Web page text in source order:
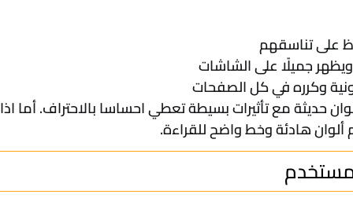
على تناسقهم
جميلًا على الشاشات
وكرره في كل الصفحات
حديثة مع تأثيرات بسيطة تعطي احساسا بالاحتراف. أما اذا
هادئة وخط واضح للقراءة.